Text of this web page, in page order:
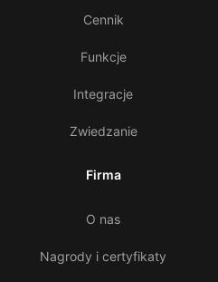
Cennik
Funkcje
Integracje
Zwiedzanie
Firma
O nas
Nagrody i certyfikaty